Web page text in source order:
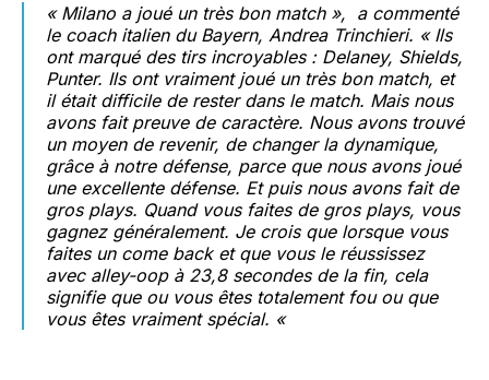
« Milano a joué un très bon match », a commenté
le coach italien du Bayern, Andrea Trinchieri. « Ils
ont marqué des tirs incroyables : Delaney, Shields,
Punter. Ils ont vraiment joué un très bon match, et
il était difficile de rester dans le match. Mais nous
avons fait preuve de caractère. Nous avons trouvé
un moyen de revenir, de changer la dynamique,
grâce à notre défense, parce que nous avons joué
une excellente défense. Et puis nous avons fait de
gros plays. Quand vous faites de gros plays, vous
gagnez généralement. Je crois que lorsque vous
faites un come back et que vous le réussissez
avec alley-oop à 23,8 secondes de la fin, cela
signifie que ou vous êtes totalement fou ou que
vous êtes vraiment spécial. «